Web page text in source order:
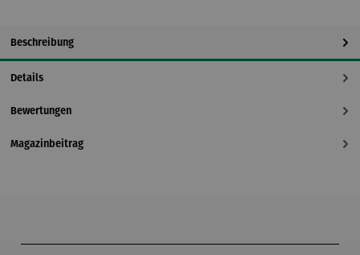
Beschreibung
Details
Bewertungen
Magazinbeitrag